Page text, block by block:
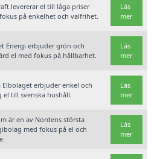
levererar el till låga priser
på enkelhet och valfrihet.
Läs
mer
Energi erbjuder grön och
el med fokus på hållbarhet.
Läs
mer
Elbolaget erbjuder enkel och
el till svenska hushåll.
Läs
mer
är en av Nordens största
med fokus på el och
Läs
mer